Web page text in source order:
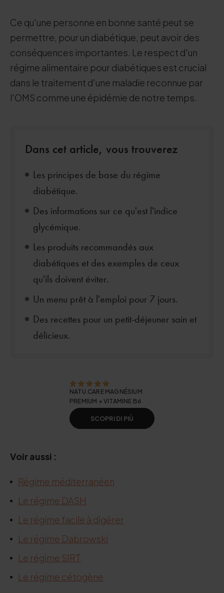
Ce qu'une personne en bonne santé peut se
permettre, pour un diabétique, peut avoir des
conséquences importantes. Le respect d'un
régime alimentaire pour diabétiques est crucial
dans le traitement d'une maladie reconnue par
l'OMS comme une épidémie de notre temps.
Dans cet article, vous trouverez
Les principes de base du régime
diabétique.
Des informations sur ce qu'est l'indice
glycémique.
Les produits recommandés aux
diabétiques et des exemples de ceux
qu'ils doivent éviter.
Un menu prêt à l'emploi pour 7 jours.
Des recettes pour un petit-déjeuner sain et
délicieux.
NATU.CARE MAGNÉSIUM
PREMIUM + VITAMINE B6
SCOPRI DI PIÙ
Voir aussi :
Régime méditerranéen
Le régime DASH
Le régime facile à digérer
Le régime Dabrowski
Le régime SIRT
Le régime cétogène